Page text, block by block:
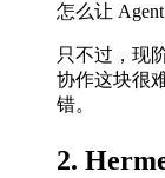
怎么让
只不过，现
协作这块很
错。
2.